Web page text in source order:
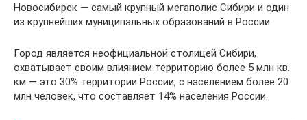
Новосибирск — самый крупный мегаполис Сибири и один
из крупнейших муниципальных образований в России.
Город является неофициальной столицей Сибири,
охватывает своим влиянием территорию более 5 млн кв.
км — это 30% территории России, с населением более 20
млн человек, что составляет 14% населения России.